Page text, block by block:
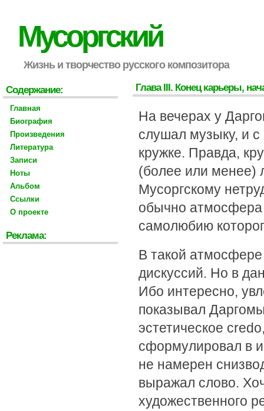
Мусоргский
Жизнь и творчество русского композитора
Глава III. Конец карьеры,
На вечерах у
слушал музыку, и
кружке. Правда,
(более или менее)
Мусоргскому
обычно атмосфера
самолюбию
В такой
дискуссий. Но в
Ибо интересно,
показывал
эстетическое
сформулировал в
не намерен
выражал слово.
художественного
Содержание:
Главная
Биография
Произведения
Литература
Записи
Ноты
Альбом
Ссылки
О проекте
Реклама: